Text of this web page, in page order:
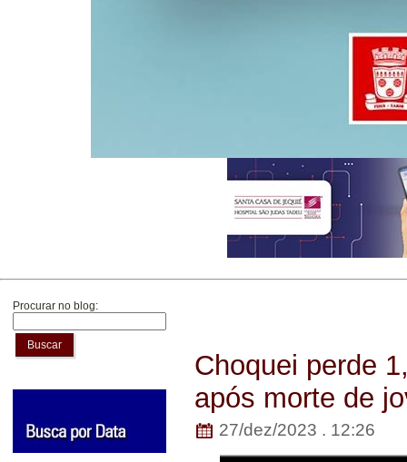
Procurar no blog:
Buscar
Choquei perde
após morte de
27/dez/2023 . 12:26